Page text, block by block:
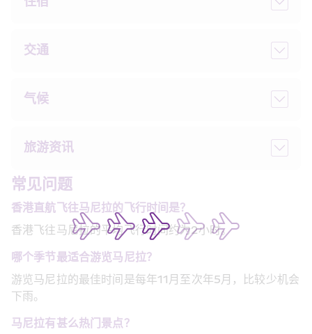
交通
气候
旅游资讯
常见问题
香港直航飞往马尼拉的飞行时间是？
香港飞往马尼拉的平均飞行时间约为2小时。
哪个季节最适合游览马尼拉？
游览马尼拉的最佳时间是每年11月至次年5月，比较少机会
下雨。
马尼拉有甚么热门景点？